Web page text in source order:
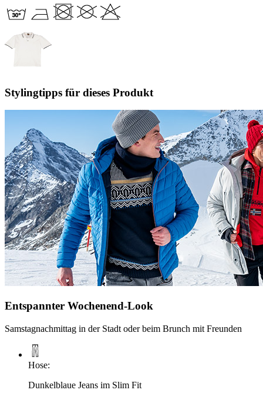
Stylingtipps für dieses Produkt
Entspannter Wochenend-Look
Samstagnachmittag in der Stadt oder beim Brunch mit Freunden
Hose:
Dunkelblaue Jeans im Slim Fit